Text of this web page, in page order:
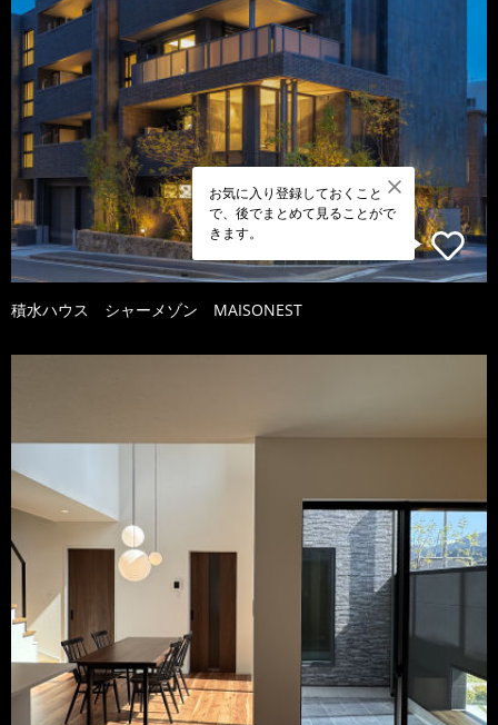
お気に入り登録しておくこと
で、後でまとめて見ることがで
きます。
積水ハウス シャーメゾン MAISONEST